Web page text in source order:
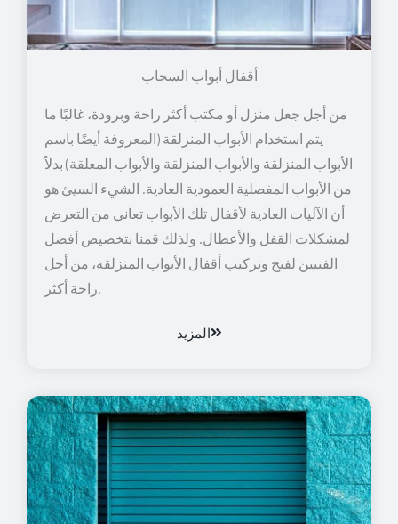
أقفال أبواب السحاب
من أجل جعل منزل أو مكتب أكثر راحة وبرودة، غالبًا ما
يتم استخدام الأبواب المنزلقة (المعروفة أيضًا باسم
الأبواب المنزلقة والأبواب المنزلقة والأبواب المعلقة) بدلاً
من الأبواب المفصلية العمودية العادية. الشيء السيئ هو
أن الآليات العادية لأقفال تلك الأبواب تعاني من التعرض
لمشكلات القفل والأعطال. ولذلك قمنا بتخصيص أفضل
الفنيين لفتح وتركيب أقفال الأبواب المنزلقة، من أجل
راحة أكثر.
المزيد